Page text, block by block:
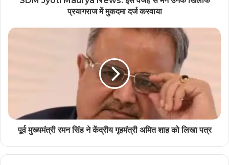
प्रयागराज में मुकदमा दर्ज करवाया
पूर्व मुख्यमंत्री रमन सिंह ने केंद्रीय गृहमंत्री अमित शाह को लिखा पत्र